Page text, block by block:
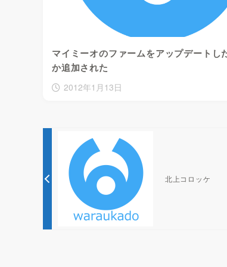
マイミーオのファームをアップデートし
か追加された
2012年1月13日
北上コロッケ